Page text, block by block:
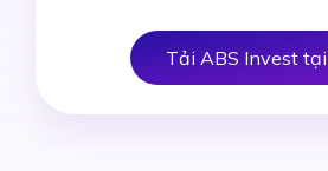
Tải ABS Invest